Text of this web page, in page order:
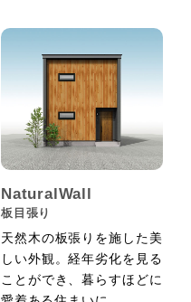
NaturalWall
板目張り
天然木の板張りを施した美
しい外観。経年劣化を見る
ことができ、暮らすほどに